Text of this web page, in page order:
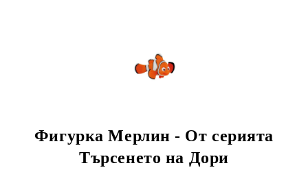
Фигурка Мерлин - От серията
Търсенето на Дори